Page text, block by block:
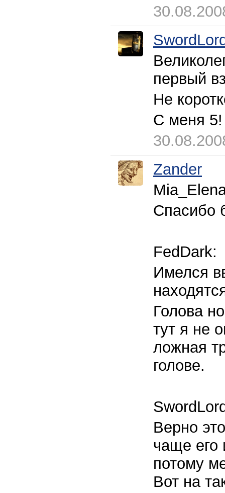
первый
Не
С меня
Zander
Спасибо
FedDark:
Имелся
Голова
тут я не
ложная
голове.
Верно
чаще его
потому
Вот на